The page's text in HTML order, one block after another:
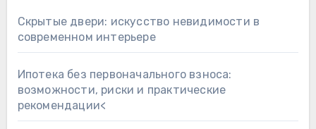
Скрытые двери: искусство невидимости в
современном интерьере
Ипотека без первоначального взноса:
возможности, риски и практические
рекомендации<